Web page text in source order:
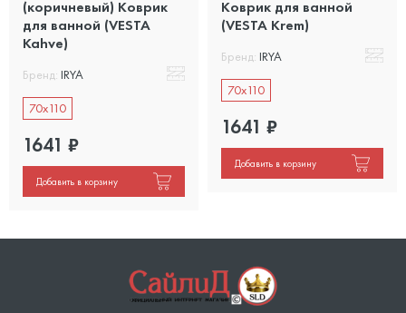
(коричневый) Коврик
для ванной (VESTA
Kahve)
Бренд: IRYA
70x110
1641 ₽
Добавить в корзину
Коврик для ванной
(VESTA Krem)
Бренд: IRYA
70x110
1641 ₽
Добавить в корзину